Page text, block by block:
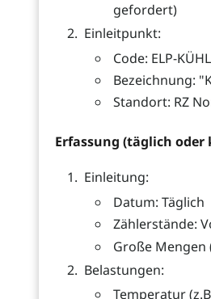
gefordert)
Einleitpunkt:
Code: ELP-
Bezeichnung:
Standort: RZ
Erfassung (täglich
Einleitung:
Datum: Täglich
Zählerstände:
Große Mengen
Belastungen:
Temperatur